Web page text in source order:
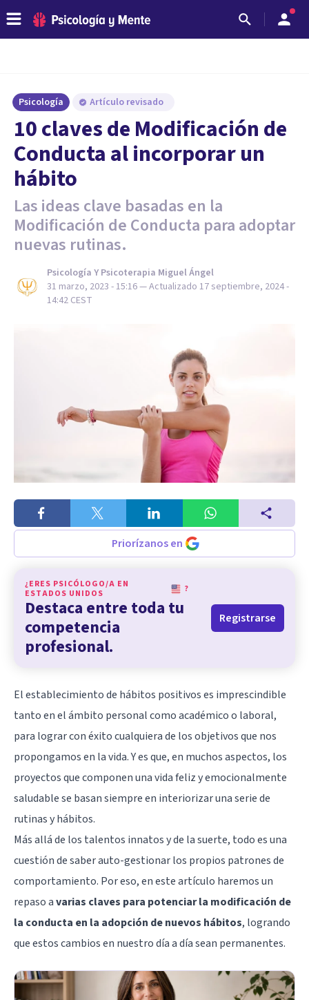
Psicología Artículo revisado
10 claves de Modificación de
Conducta al incorporar un
hábito
Las ideas clave basadas en la
Modificación de Conducta para adoptar
nuevas rutinas.
Psicología Y Psicoterapia Miguel Ángel
31 marzo, 2023 - 15:16— Actualizado 17 septiembre, 2024 -
14:42 CEST
Priorízanos en
¿ERES PSICÓLOGO/A EN
ESTADOS UNIDOS
?
Destaca entre toda tu
competencia
profesional.
Registrarse
El establecimiento de hábitos positivos es imprescindible
tanto en el ámbito personal como académico o laboral,
para lograr con éxito cualquiera de los objetivos que nos
propongamos en la vida. Y es que, en muchos aspectos, los
proyectos que componen una vida feliz y emocionalmente
saludable se basan siempre en interiorizar una serie de
rutinas y hábitos.
Más allá de los talentos innatos y de la suerte, todo es una
cuestión de saber auto-gestionar los propios patrones de
comportamiento. Por eso, en este artículo haremos un
repaso avarias claves para potenciar la modificación de
la conducta en la adopción de nuevos hábitos, logrando
que estos cambios en nuestro día a día sean permanentes.